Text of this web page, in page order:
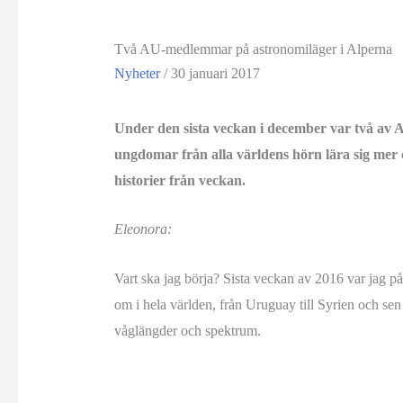
Två AU-medlemmar på astronomiläger i Alperna
Nyheter/30 januari 2017
Under den sista veckan i december var två av
ungdomar från alla världens hörn lära sig mer
historier från veckan.
Eleonora:
Vart ska jag börja? Sista veckan av 2016 var jag
om i hela världen, från Uruguay till Syrien och
våglängder och spektrum.